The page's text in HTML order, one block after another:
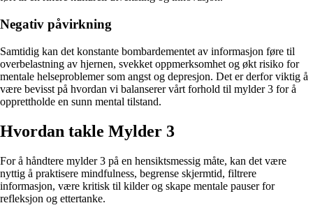
Negativ påvirkning
Samtidig kan det konstante bombardementet av informasjon føre til
overbelastning av hjernen, svekket oppmerksomhet og økt risiko for
mentale helseproblemer som angst og depresjon. Det er derfor viktig å
være bevisst på hvordan vi balanserer vårt forhold til mylder 3 for å
opprettholde en sunn mental tilstand.
Hvordan takle Mylder 3
For å håndtere mylder 3 på en hensiktsmessig måte, kan det være
nyttig å praktisere mindfulness, begrense skjermtid, filtrere
informasjon, være kritisk til kilder og skape mentale pauser for
refleksjon og ettertanke.